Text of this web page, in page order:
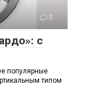
0
с
популярные
типом